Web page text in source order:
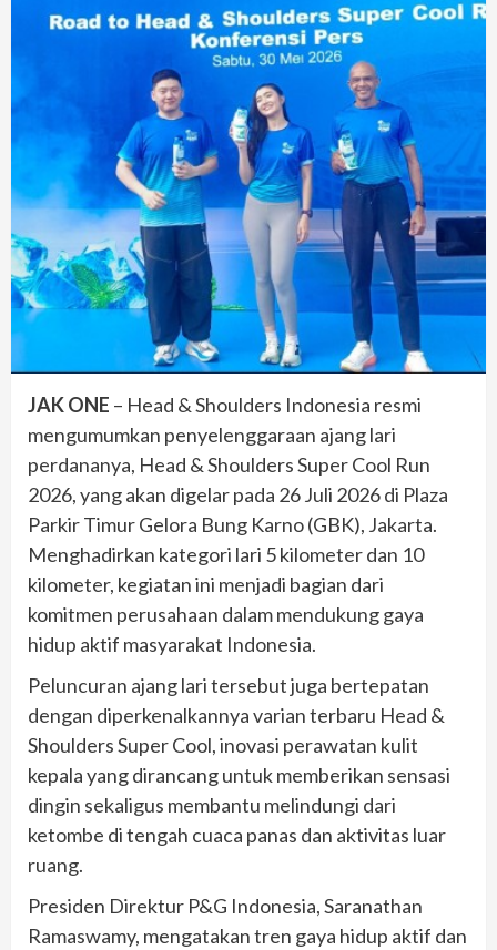
JAK ONE – Head & Shoulders Indonesia resmi
mengumumkan penyelenggaraan ajang lari
perdananya, Head & Shoulders Super Cool Run
2026, yang akan digelar pada 26 Juli 2026 di Plaza
Parkir Timur Gelora Bung Karno (GBK), Jakarta.
Menghadirkan kategori lari 5 kilometer dan 10
kilometer, kegiatan ini menjadi bagian dari
komitmen perusahaan dalam mendukung gaya
hidup aktif masyarakat Indonesia.
Peluncuran ajang lari tersebut juga bertepatan
dengan diperkenalkannya varian terbaru Head &
Shoulders Super Cool, inovasi perawatan kulit
kepala yang dirancang untuk memberikan sensasi
dingin sekaligus membantu melindungi dari
ketombe di tengah cuaca panas dan aktivitas luar
ruang.
Presiden Direktur P&G Indonesia, Saranathan
Ramaswamy, mengatakan tren gaya hidup aktif dan